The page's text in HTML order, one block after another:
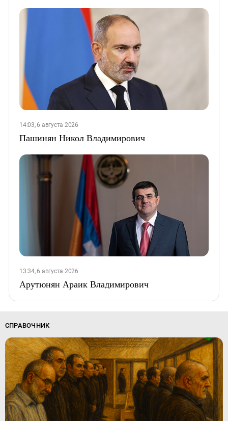
14:03, 6 августа 2026
Пашинян Никол Владимирович
13:34, 6 августа 2026
Арутюнян Араик Владимирович
СПРАВОЧНИК